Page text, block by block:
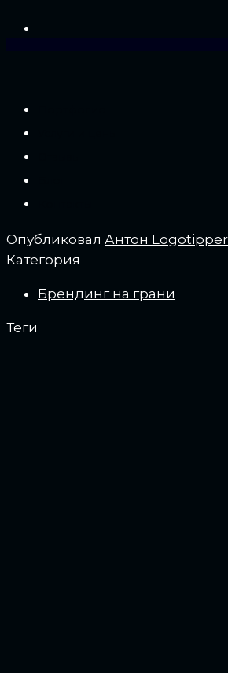
Опубликовал Антон Logotipper
Категория
Брендинг на грани
Теги